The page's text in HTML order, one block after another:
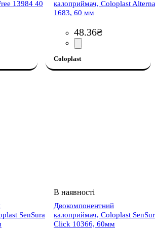
13984 40
калоприймач, Coloplast Alterna
1683, 60 мм
48.36₴
Coloplast
SenSura
Двокомпонентний
калоприймач, Coloplast
Click 10366, 60мм